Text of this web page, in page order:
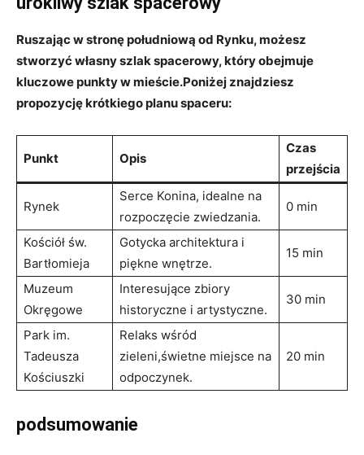
Ruszając w stronę⁤ południową od ⁤Rynku, ‌możesz
stworzyć własny szlak spacerowy, ​który obejmuje
kluczowe punkty w mieście.Poniżej znajdziesz⁣
propozycję⁢ krótkiego planu⁣ spaceru:
Punkt Opis
Czas
przejścia
Rynek
Serce Konina, idealne⁤ na
rozpoczęcie zwiedzania.
0 min
Kościół św.
Bartłomieja
Gotycka architektura i
piękne wnętrze.
15 min
Muzeum
Okręgowe
Interesujące ‍zbiory
⁤historyczne i artystyczne.
30 min
Park ‍im.
‍Tadeusza
Kościuszki
Relaks⁣ wśród
zieleni,świetne ​miejsce na
odpoczynek.
20 min
podsumowanie